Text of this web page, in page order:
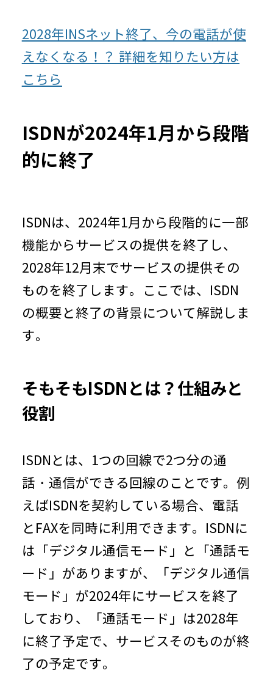
2028年INSネット終了、今の電話が使
えなくなる！？ 詳細を知りたい方は
こちら
ISDNが2024年1月から段階
的に終了
ISDNは、2024年1月から段階的に一部
機能からサービスの提供を終了し、
2028年12月末でサービスの提供その
ものを終了します。ここでは、ISDN
の概要と終了の背景について解説しま
す。
そもそもISDNとは？仕組みと
役割
ISDNとは、1つの回線で2つ分の通
話・通信ができる回線のことです。例
えばISDNを契約している場合、電話
とFAXを同時に利用できます。ISDNに
は「デジタル通信モード」と「通話モ
ード」がありますが、「デジタル通信
モード」が2024年にサービスを終了
しており、「通話モード」は2028年
に終了予定で、サービスそのものが終
了の予定です。